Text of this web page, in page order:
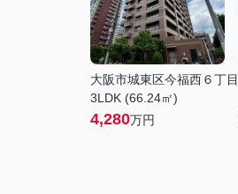
大阪市城東区今福西６丁目
3LDK (66.24㎡)
4,280万円